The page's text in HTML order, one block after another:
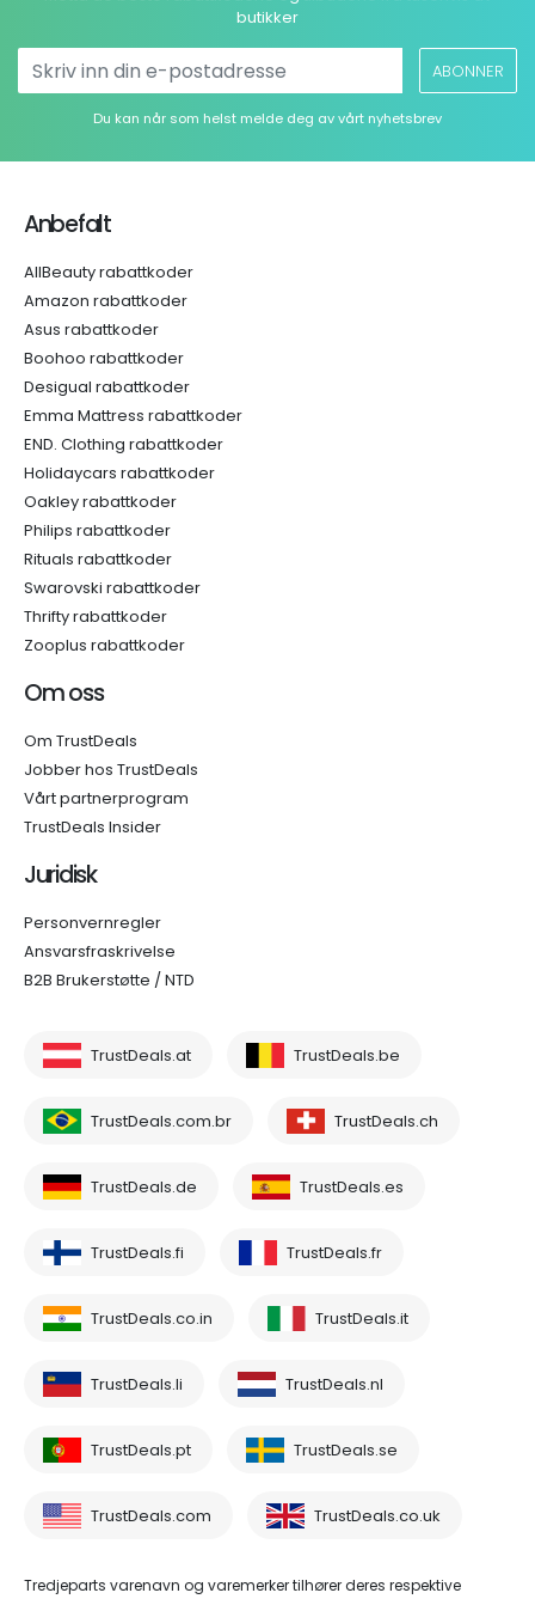
butikker
ABONNER
Du kan når som helst melde deg av vårt nyhetsbrev
Anbefalt
AllBeauty rabattkoder
Amazon rabattkoder
Asus rabattkoder
Boohoo rabattkoder
Desigual rabattkoder
Emma Mattress rabattkoder
END. Clothing rabattkoder
Holidaycars rabattkoder
Oakley rabattkoder
Philips rabattkoder
Rituals rabattkoder
Swarovski rabattkoder
Thrifty rabattkoder
Zooplus rabattkoder
Om oss
Om TrustDeals
Jobber hos TrustDeals
Vårt partnerprogram
TrustDeals Insider
Juridisk
Personvernregler
Ansvarsfraskrivelse
B2B Brukerstøtte / NTD
TrustDeals.at TrustDeals.be
TrustDeals.com.br TrustDeals.ch
TrustDeals.de TrustDeals.es
TrustDeals.fi TrustDeals.fr
TrustDeals.co.in TrustDeals.it
TrustDeals.li TrustDeals.nl
TrustDeals.pt TrustDeals.se
TrustDeals.com TrustDeals.co.uk
Tredjeparts varenavn og varemerker tilhører deres respektive